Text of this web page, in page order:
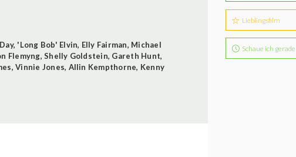
, 'Long Bob' Elvin, Elly Fairman, Michael
Flemyng,Shelly Goldstein, Gareth Hunt,
,Vinnie Jones, Allin Kempthorne, Kenny
Lieblingsfilm
Schaue ich gerade